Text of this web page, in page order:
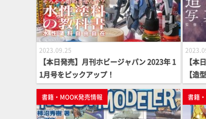
2023.09.25
【本日発売】月刊ホビージャパン 2023年 1
1月号をピックアップ！
【本
【造
書籍・MOOK発売情報 書籍